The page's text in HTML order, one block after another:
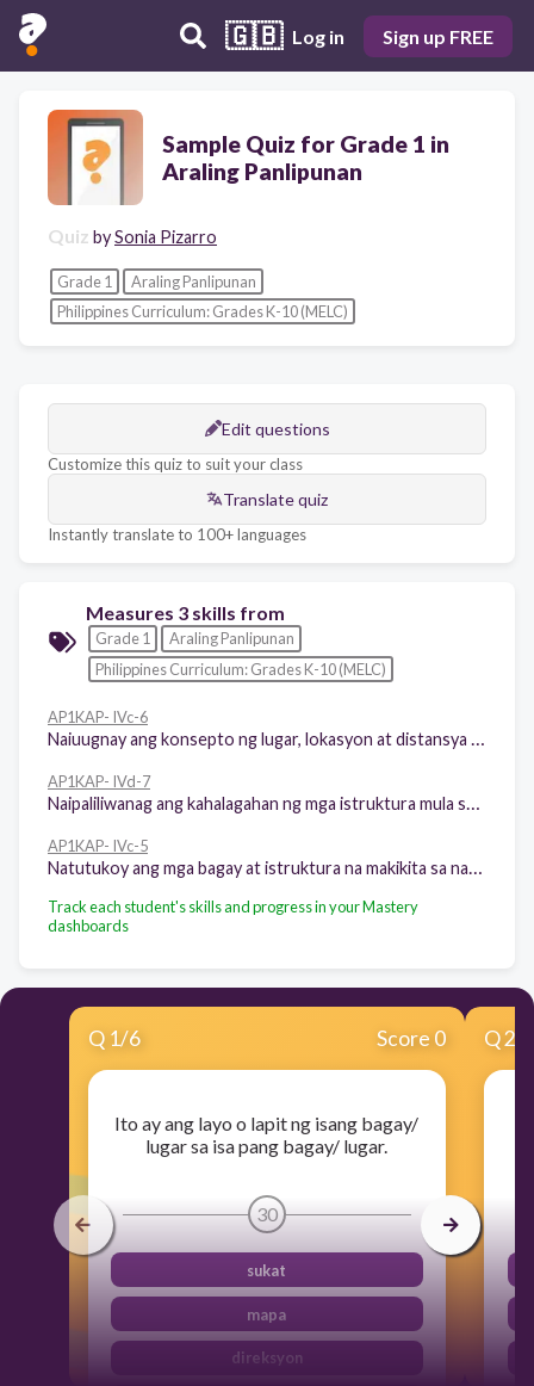
🇬🇧 Log in Sign up FREE
Sample Quiz for Grade 1 in
Araling Panlipunan
Quiz bySonia Pizarro
Grade 1
Araling Panlipunan
Philippines Curriculum: Grades K-10 (MELC)
Edit questions
Customize this quiz to suit your class
Translate quiz
Instantly translate to 100+ languages
Measures 3 skills from
Grade 1
Araling Panlipunan
Philippines Curriculum: Grades K-10 (MELC)
AP1KAP- IVc-6
AP1KAP- IVd-7
AP1KAP- IVc-5
Track each student's skills and progress in your Mastery
dashboards
Q 1/6 Score 0
Ito ay ang layo o lapit ng isang bagay/
lugar sa isa pang bagay/ lugar.
30
sukat
mapa
direksyon
Q2